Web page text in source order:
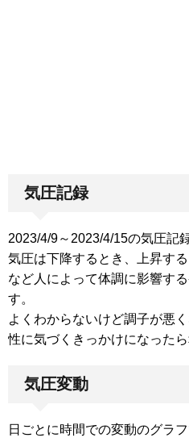
気圧記録
2023/4/9～2023/4/15の気圧記
気圧は下降するとき、上昇す
など人によって体調に影響す
す。
よくわからないけど調子が悪
性に気づくきっかけになったら
気圧変動
日ごとに時間での変動のグラフ